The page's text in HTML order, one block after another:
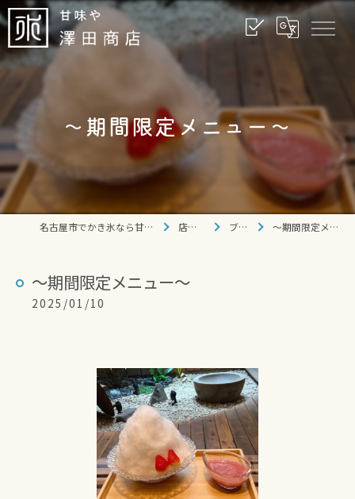
〜期間限定メニュー〜
名古屋市でかき氷なら甘味や 澤田商店 店舗情報 ブログ 〜期間限定メニュー〜
〜期間限定メニュー〜
2025/01/10